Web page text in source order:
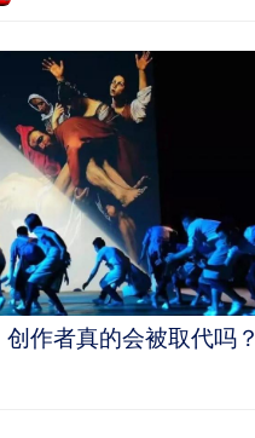
作者真的会被取代吗？